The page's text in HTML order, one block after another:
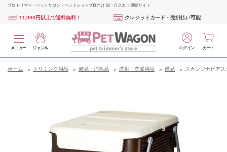
プロトリマー・ペットサロン・ペットショップ様向け 卸・仕入れ・通販サイト
11,000円以上で送料無料！ クレジットカード・売掛払い可能
メニュー ジャンル ログイン カート
ホーム トリミング用品 備品・消耗品 洗剤・洗濯用品 備品 スカンジナビア